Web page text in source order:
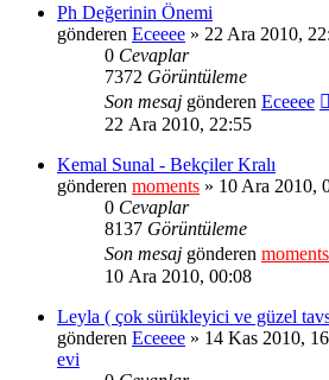
Ph Değerinin Önemi
gönderen Eceeee » 22 Ara 2010,
0 Cevaplar
7372 Görüntüleme
Son mesaj gönderen Eceeee
22 Ara 2010, 22:55
Kemal Sunal - Bekçiler Kralı
gönderen moments » 10 Ara 2010,
0 Cevaplar
8137 Görüntüleme
Son mesaj gönderen moments
10 Ara 2010, 00:08
Leyla ( çok sürükleyici ve güzel
gönderen Eceeee » 14 Kas 2010,
evi